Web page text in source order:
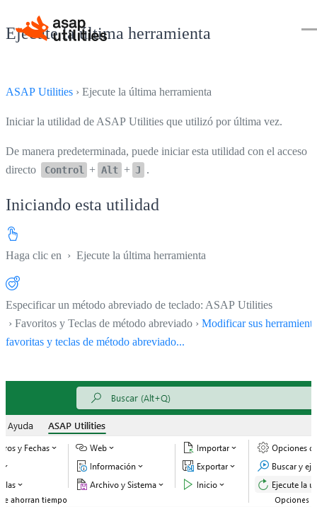
Ejecute la última herramienta
ASAP Utilities › Ejecute la última herramienta
Iniciar la utilidad de ASAP Utilities que utilizó por última vez.
De manera predeterminada, puede iniciar esta utilidad con el acceso
directo
Control + Alt + J .
Iniciando esta utilidad
Haga clic en › Ejecute la última herramienta
Especificar un método abreviado de teclado: ASAP Utilities
› Favoritos y Teclas de método abreviado › Modificar sus
favoritas y teclas de método abreviado...